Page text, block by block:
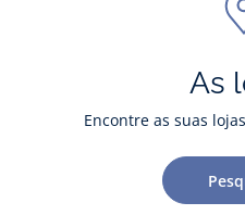
As
Encontre as suas